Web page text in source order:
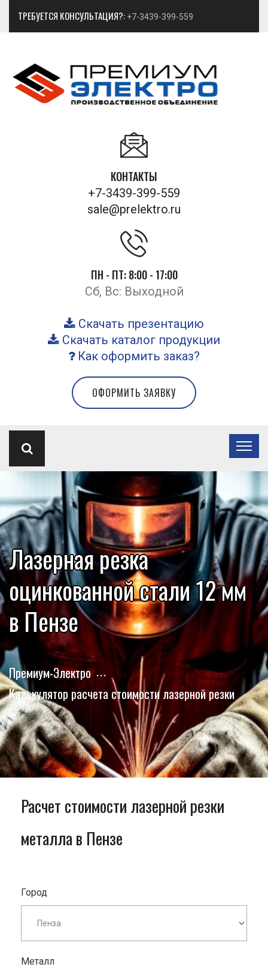
ТРЕБУЕТСЯ КОНСУЛЬТАЦИЯ?: +7-3439-399-559
КОНТАКТЫ
+7-3439-399-559
sale@prelektro.ru
ПН - ПТ: 8:00 - 17:00
Сб, Вс: Выходной
Скачать презентацию
Скачать каталог продукции
Как оформить заказ?
ОФОРМИТЬ ЗАЯВКУ
Лазерная резка
оцинкованной стали 12 мм
в Пензе
Премиум-Электро
Калькулятор расчета стоимости лазерной резки
Расчет стоимости лазерной резки
металла в Пензе
Город
Металл